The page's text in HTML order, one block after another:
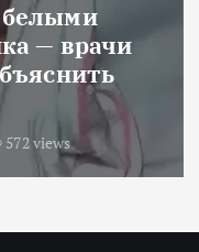
белыми
— врачи
572 views